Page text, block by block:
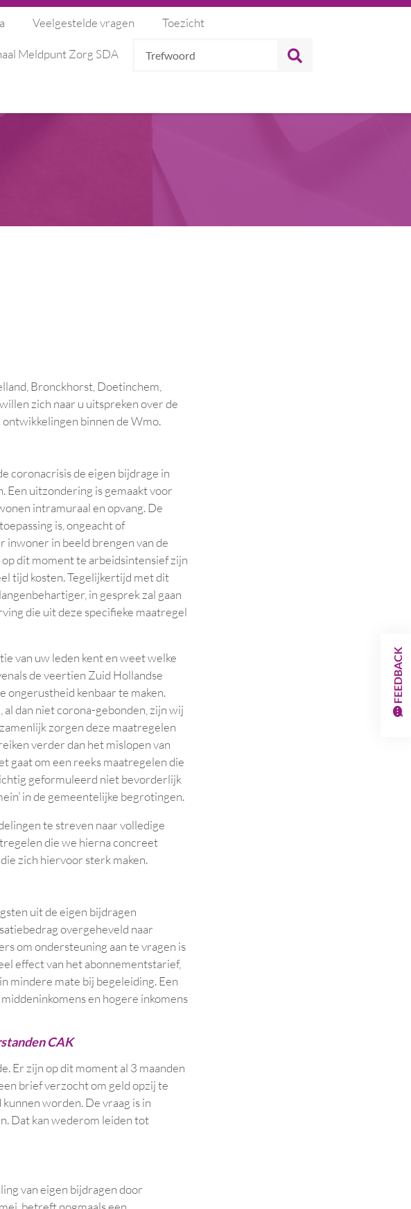
Veelgestelde vragen Toezicht
Meldpunt Zorg SDA Trefwoord
Bronckhorst, Doetinchem,
zich naar u uitspreken over de
binnen de Wmo.
coronacrisis de eigen bijdrage in
uitzondering is gemaakt voor
intramuraal en opvang. De
is, ongeacht of
inwoner in beeld brengen van de
dit moment te arbeidsintensief zijn
tijd kosten. Tegelijkertijd met dit
in gesprek zal gaan
die uit deze specifieke maatregel
van uw leden kent en weet welke
de veertien Zuid Hollandse
ongerustheid kenbaar te maken.
dan niet corona-gebonden, zijn wij
zorgen deze maatregelen
verder dan het mislopen van
gaat om een reeks maatregelen die
geformuleerd niet bevorderlijk
in de gemeentelijke begrotingen.
te streven naar volledige
die we hierna concreet
zich hiervoor sterk maken.
uit de eigen bijdragen
overgeheveld naar
om ondersteuning aan te vragen is
effect van het abonnementstarief,
mindere mate bij begeleiding. Een
en hogere inkomens
CAK
Er zijn op dit moment al 3 maanden
brief verzocht om geld opzij te
worden. De vraag is in
Dat kan wederom leiden tot
van eigen bijdragen door
FEEDBACK